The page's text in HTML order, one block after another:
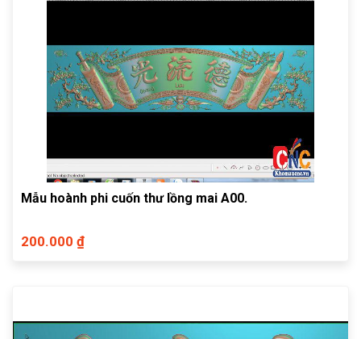
Mẫu hoành phi cuốn thư lồng mai A00.
200.000 ₫